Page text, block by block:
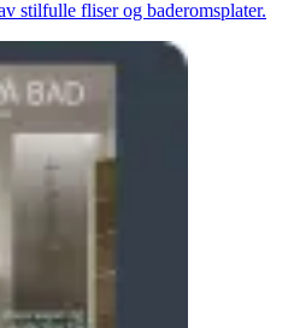
stilfulle fliser og baderomsplater.